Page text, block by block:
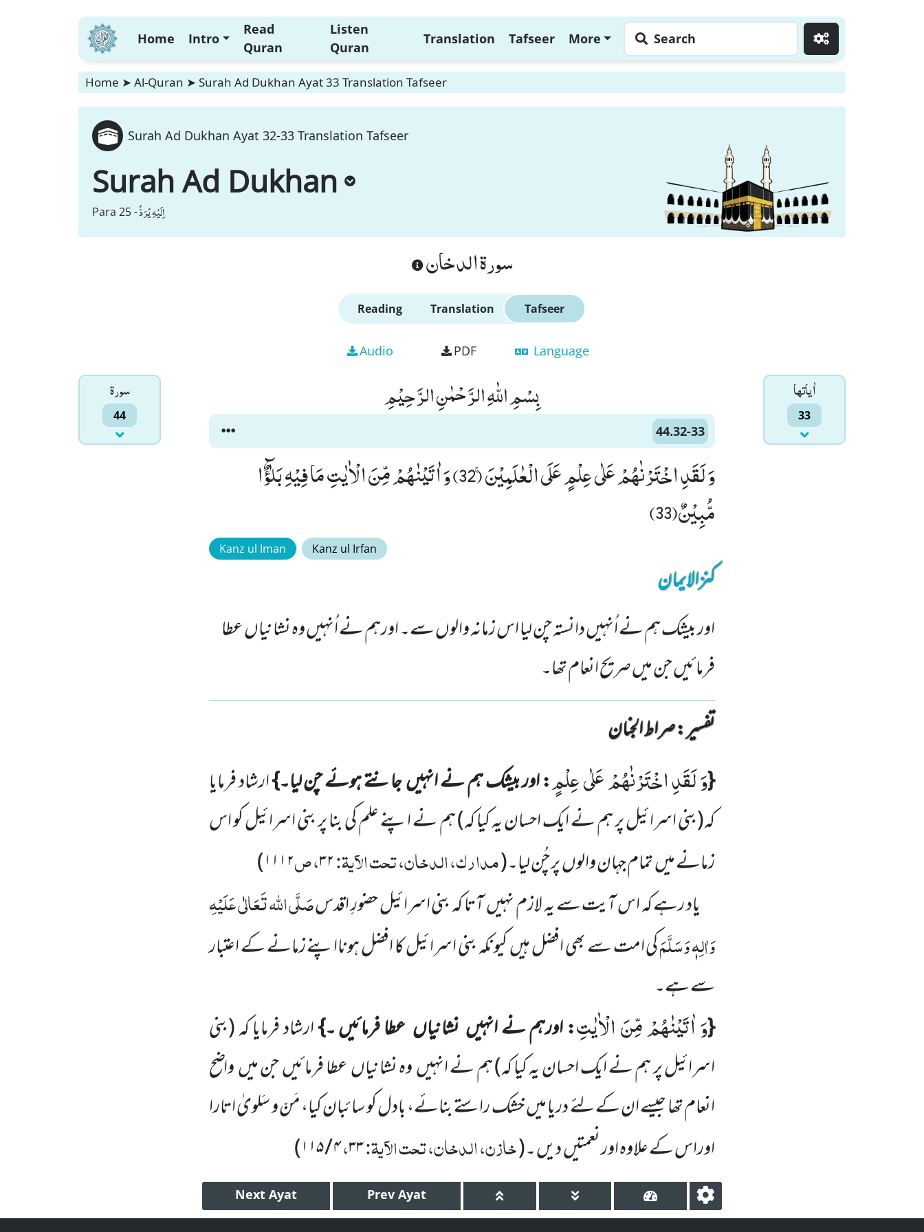
Home Intro
Read
Quran
Listen
Quran
Translation Tafseer More Search
Home ➤ Al-Quran ➤ Surah Ad Dukhan Ayat 33 Translation Tafseer
Surah Ad Dukhan Ayat 32-33 Translation Tafseer
Surah Ad Dukhan
Para 25 -اِلَیْهِ یُرَدُّ
سورة الدخان
Reading Translation Tafseer
Audio PDF Language
سورۃ
44
اٰياتها
33
بِسْمِ اللّٰهِ الرَّحْمٰنِ الرَّحِیْمِ
44.32-33
وَ لَقَدِ اخْتَرْنٰهُمْ عَلٰى عِلْمٍ عَلَى الْعٰلَمِیْنَۚ (32) وَ اٰتَیْنٰهُمْ مِّنَ الْاٰیٰتِ مَا فِیْهِ بَلٰٓؤٌا
مُّبِیْنٌ(33)
Kanz ul Iman Kanz ul Irfan
کنزالایمان
اور بیشک ہم نے اُنہیں دانستہ چن لیا اس زمانہ والوں سے۔ اورہم نے اُنہیں وہ نشانیاں عطا
فرمائیں جن میں صریح انعام تھا۔
تفسیر : ‎صراط الجنان
{وَ لَقَدِ اخْتَرْنٰهُمْ عَلٰى عِلْمٍ: اور بیشک ہم نے انہیںجانتے ہوئے چن لیا۔}ارشاد فرمایا
کہ(بنی اسرائیل پر ہم نے ایک احسان یہ کیا کہ)ہم نے اپنے علم کی بنا پر بنی اسرائیل کو اس
زمانے میںتمام جہان والوںپر چُن لیا۔(مدارک، الدخان، تحت الآیۃ:۳۲، ص۱۱۱۲)
یاد رہے کہ اس آیت سے یہ لازم نہیںآتا کہ بنی اسرائیل حضورِاقدسصَلَّی اللہ تَعَالٰی عَلَیْہِ
وَاٰلِہٖ وَسَلَّمَکی امت سےبھی افضل ہیںکیونکہ بنی اسرائیل کا افضل ہونااپنے زمانے کے اعتبار
سے ہے۔
{وَ اٰتَیْنٰهُمْ مِّنَ الْاٰیٰتِ: اورہم نے انہیں نشانیاں عطا فرمائیں ۔}ارشاد فرمایا کہ(بنی
اسرائیل پر ہم نے ایک احسان یہکیا کہ)ہم نے انہیںوہ نشانیاںعطا فرمائیںجن میںواضح
انعام تھا جیسے ان کے لئے دریا میںخشک راستے بنائے، بادل کو سائبان کیا، مَنّ و سَلویٰ اتارا
اوراس کے علاوہ اور نعمتیںدیں ۔(خازن، الدخان، تحت الآیۃ:۳۳،۴/۱۱۵)
Next Ayat Prev Ayat